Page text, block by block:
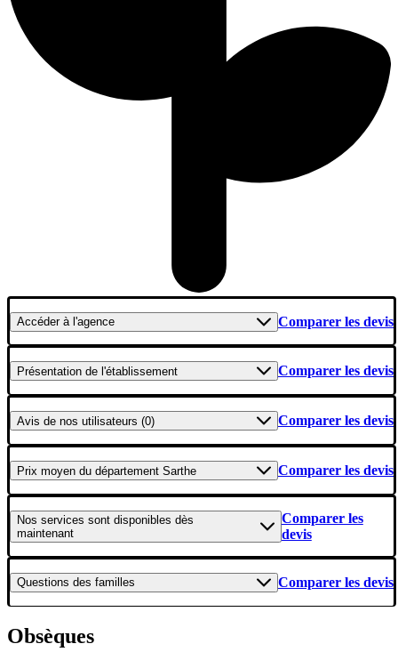
Accéderà l'agence Comparer les devis
Présentation de l'établissement Comparer les devis
Avis de nos utilisateurs (0) Comparer les devis
Prix moyen du département Sarthe Comparer les devis
Nos services sont disponibles dès
maintenant
Comparer les
devis
Questions des familles Comparer les devis
Obsèques